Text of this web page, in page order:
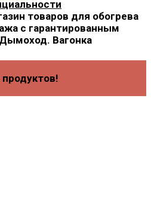
товаров для обогрева
с гарантированным
Вагонка
продуктов!